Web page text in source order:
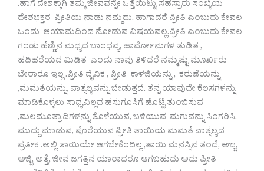
.ಹಾಗೆ ದೇಶಕ್ಕಾಗಿ ತಮ್ಮ ಜೀವವನ್ನೇ ಒತ್ತೆಯಿಟ್ಟು ಸಹಸ್ರಾರು ಸಂಖ್ಯೆಯ
ದೇಶಭಕ್ತರ ಪ್ರೀತಿಯ ನಾಡು ನಮ್ಮದು. ಹಾಗಾದರೆ ಪ್ರೀತಿ ಎಂಬುದು ಕೇವಲ
ಒಂದು ಆಯಾಮದಿಂದ ನೋಡುವ ವಿಷಯವಲ್ಲ.ಪ್ರೀತಿ ಎಂಬುದು ಕೇವಲ
ಗಂಡು ಹೆಣ್ಣಿನ ಮಧ್ಯದ ಬಾಂಧವ್ಯ, ಹಾರ್ಮೋನುಗಳ ತುಡಿತ ,
ಹದಿಹರೆಯದ ಮಿಡಿತ ಎಂದು ನಾವು ತಿಳಿದರೆ ನಮ್ಮಷ್ಟು ಮೂರ್ಖರು
ಬೇರಾರೂ ಇಲ್ಲ .ಪ್ರೀತಿ ದೈವಿಕ , ಪ್ರೀತಿ ಕಾಳಜಿಯನ್ನು , ಕರುಣೆಯನ್ನು
,ಮಮತೆಯನ್ನು, ವಾತ್ಸಲ್ಯವನ್ನು ಬೇಡುತ್ತದೆ. ತನ್ನ ಯಾವುದೇ ಕೆಲಸಗಳನ್ನು
ಮಾಡಿಕೊಳ್ಳಲು ಸಾಧ್ಯವಿಲ್ಲದ ಹಸುಗೂಸಿಗೆ ಹೊಟ್ಟೆ ತುಂಬಿಸುವ
,ಮಲಮೂತ್ರಾದಿಗಳನ್ನು ತೊಳೆಯುವ, ಬಳಿಯುವ ಮಗುವನ್ನು ಸಿಂಗರಿಸಿ,
ಮುದ್ದು ಮಾಡುವ, ಪೊರೆಯುವ ಪ್ರೀತಿ ತಾಯಿಯ ಮಮತೆ ವಾತ್ಸಲ್ಯದ
ಪ್ರತೀಕ .ಅಲ್ಲಿ ತಾಯಿಯೇ ಆಗಬೇಕೆಂದಿಲ್ಲ ,ತಾಯಿ ಮನಸ್ಸಿನ ತಂದೆ, ಅಜ್ಜ,
ಅಜ್ಜಿ, ಅತ್ತೆ, ಜೀವ ಜಗತ್ತಿನ ಯಾರಾದರೂ ಆಗಬಹುದು ಅದು ಪ್ರೀತಿ